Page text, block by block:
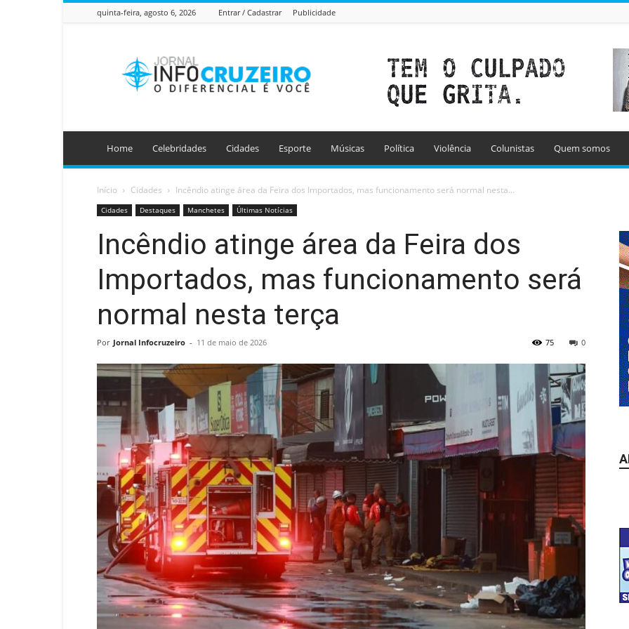
quinta-feira, agosto 6, 2026 Entrar / Cadastrar Publicidade
Info
Cruzeiro
Home Celebridades Cidades Esporte Músicas Política Violência Colunistas Quem somos
Início Cidades Incêndio atinge área da Feira dos Importados, mas funcionamento será normal nesta...
Cidades Destaques Manchetes Últimas Notícias
Incêndio atinge área da Feira dos
Importados, mas funcionamento será
normal nesta terça
Por Jornal Infocruzeiro - 11 de maio de 2026 0
75